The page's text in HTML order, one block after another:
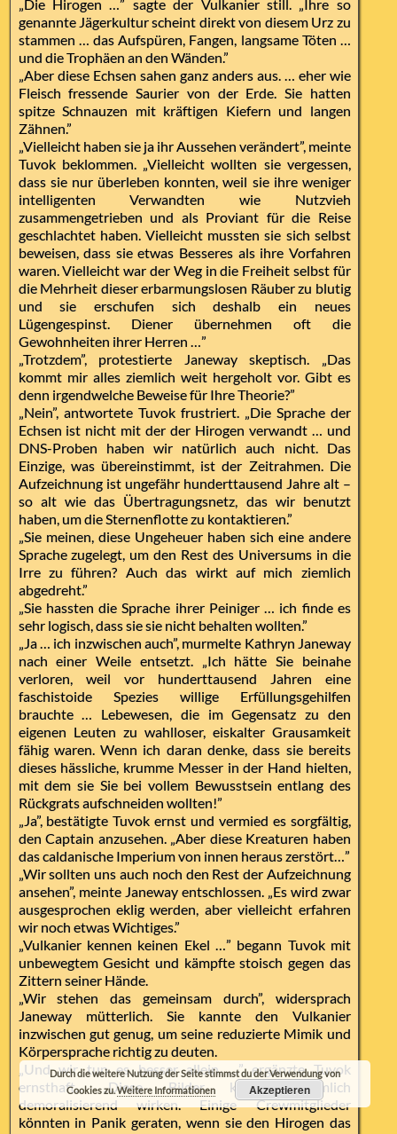
„Die Hirogen …” sagte der Vulkanier still. „Ihre so
genannte Jägerkultur scheint direkt von diesem Urz zu
stammen … das Aufspüren, Fangen, langsame Töten …
und die Trophäen an den Wänden.”
„Aber diese Echsen sahen ganz anders aus. … eher wie
Fleisch fressende Saurier von der Erde. Sie hatten
spitze Schnauzen mit kräftigen Kiefern und langen
Zähnen.”
„Vielleicht haben sie ja ihr Aussehen verändert”, meinte
Tuvok beklommen. „Vielleicht wollten sie vergessen,
dass sie nur überleben konnten, weil sie ihre weniger
intelligenten Verwandten wie Nutzvieh
zusammengetrieben und als Proviant für die Reise
geschlachtet haben. Vielleicht mussten sie sich selbst
beweisen, dass sie etwas Besseres als ihre Vorfahren
waren. Vielleicht war der Weg in die Freiheit selbst für
die Mehrheit dieser erbarmungslosen Räuber zu blutig
und sie erschufen sich deshalb ein neues
Lügengespinst. Diener übernehmen oft die
Gewohnheiten ihrer Herren …”
„Trotzdem”, protestierte Janeway skeptisch. „Das
kommt mir alles ziemlich weit hergeholt vor. Gibt es
denn irgendwelche Beweise für Ihre Theorie?”
„Nein”, antwortete Tuvok frustriert. „Die Sprache der
Echsen ist nicht mit der der Hirogen verwandt … und
DNS-Proben haben wir natürlich auch nicht. Das
Einzige, was übereinstimmt, ist der Zeitrahmen. Die
Aufzeichnung ist ungefähr hunderttausend Jahre alt –
so alt wie das Übertragungsnetz, das wir benutzt
haben, um die Sternenflotte zu kontaktieren.”
„Sie meinen, diese Ungeheuer haben sich eine andere
Sprache zugelegt, um den Rest des Universums in die
Irre zu führen? Auch das wirkt auf mich ziemlich
abgedreht.”
„Sie hassten die Sprache ihrer Peiniger … ich finde es
sehr logisch, dass sie sie nicht behalten wollten.”
„Ja … ich inzwischen auch”, murmelte Kathryn Janeway
nach einer Weile entsetzt. „Ich hätte Sie beinahe
verloren, weil vor hunderttausend Jahren eine
faschistoide Spezies willige Erfüllungsgehilfen
brauchte … Lebewesen, die im Gegensatz zu den
eigenen Leuten zu wahlloser, eiskalter Grausamkeit
fähig waren. Wenn ich daran denke, dass sie bereits
dieses hässliche, krumme Messer in der Hand hielten,
mit dem sie Sie bei vollem Bewusstsein entlang des
Rückgrats aufschneiden wollten!”
„Ja”, bestätigte Tuvok ernst und vermied es sorgfältig,
den Captain anzusehen. „Aber diese Kreaturen haben
das caldanische Imperium von innen heraus zerstört…”
„Wir sollten uns auch noch den Rest der Aufzeichnung
ansehen”, meinte Janeway entschlossen. „Es wird zwar
ausgesprochen eklig werden, aber vielleicht erfahren
wir noch etwas Wichtiges.”
„Vulkanier kennen keinen Ekel …” begann Tuvok mit
unbewegtem Gesicht und kämpfte stoisch gegen das
Zittern seiner Hände.
„Wir stehen das gemeinsam durch”, widersprach
Janeway mütterlich. Sie kannte den Vulkanier
inzwischen gut genug, um seine reduzierte Mimik und
Körpersprache richtig zu deuten.
„Und wir tun es besser allein …” ergänzte Tuvok
ernsthaft. „Diese Bilder können ziemlich
demoralisierend wirken. Einige Crewmitglieder
könnten in Panik geraten, wenn sie den Hirogen das
Durch die weitere Nutzung der Seite stimmst du der Verwendung von
Cookies zu.Weitere Informationen Akzeptieren